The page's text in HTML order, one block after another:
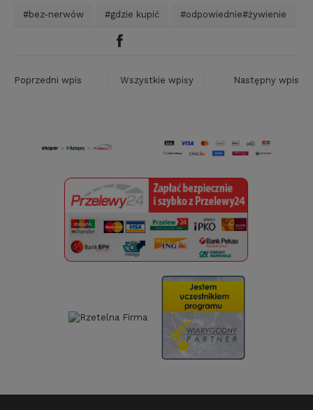
#bez-nerwów #gdzie kupić #odpowiednie#żywienie
Poprzedni wpis Wszystkie wpisy Następny wpis